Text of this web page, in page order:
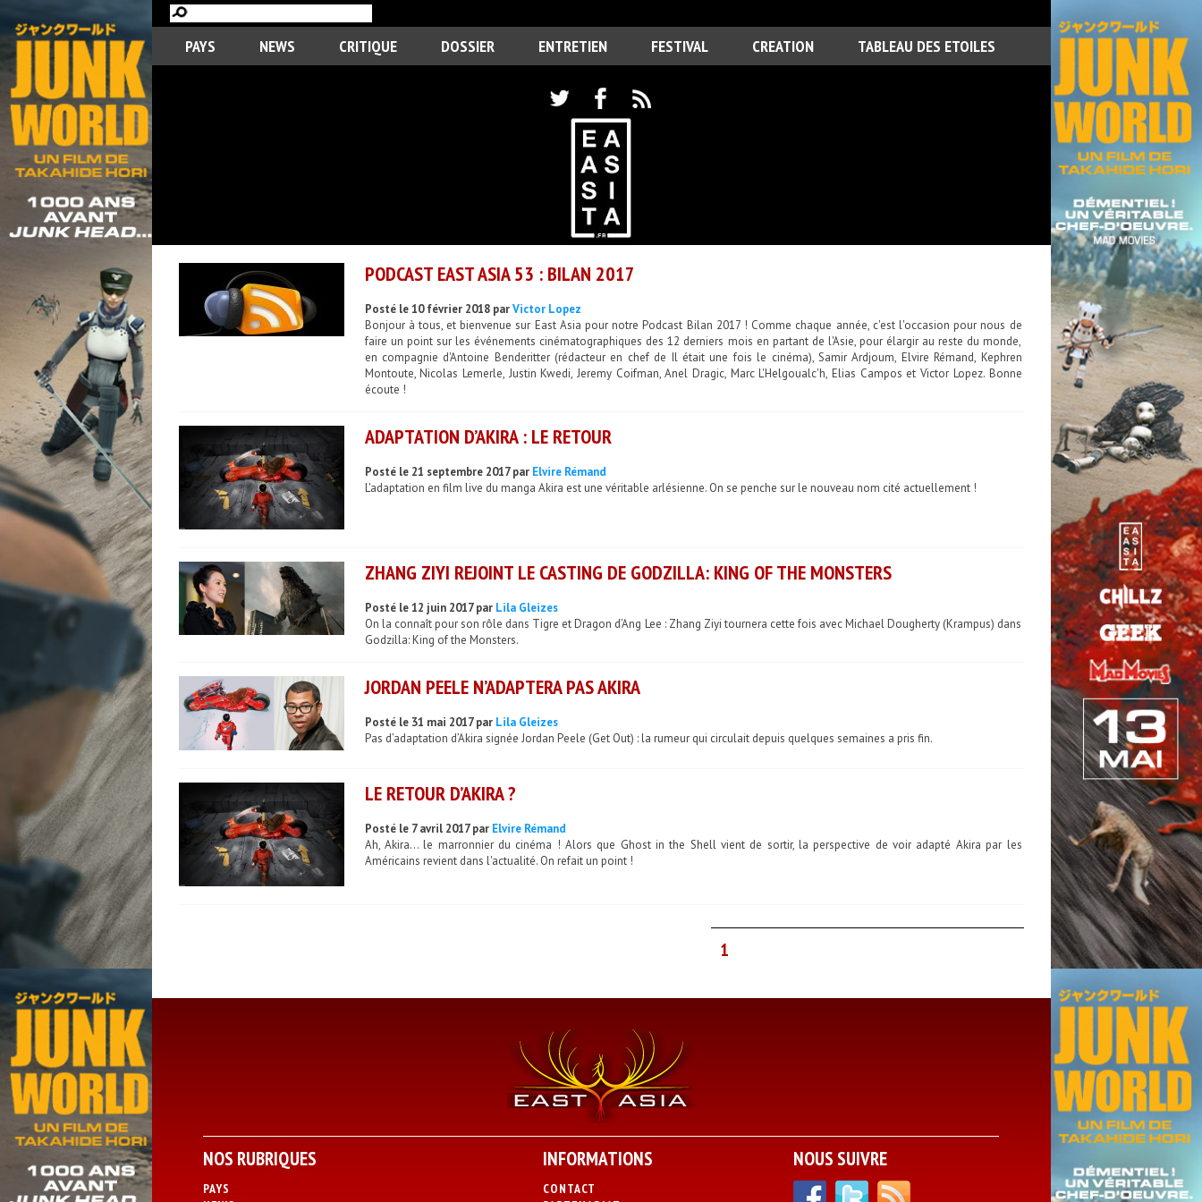
PAYS NEWS CRITIQUE DOSSIER ENTRETIEN FESTIVAL CREATION TABLEAU DES ETOILES
PODCAST EAST ASIA 53 : BILAN 2017
Posté le 10 février 2018 parVictor Lopez
Bonjour à tous, et bienvenue sur East Asia pour notre Podcast Bilan 2017 ! Comme chaque année, c'est l'occasion pour nous de
faire un point sur les événements cinématographiques des 12 derniers mois en partant de l'Asie, pour élargir au reste du monde,
en compagnie d'Antoine Benderitter (rédacteur en chef de Il était une fois le cinéma), Samir Ardjoum, Elvire Rémand, Kephren
Montoute, Nicolas Lemerle, Justin Kwedi, Jeremy Coifman, Anel Dragic, Marc L'Helgoualc'h, Elias Campos et Victor Lopez. Bonne
écoute !
ADAPTATION D’AKIRA : LE RETOUR
Posté le 21 septembre 2017 par Elvire Rémand
L'adaptation en film live du manga Akira est une véritable arlésienne. On se penche sur le nouveau nom cité actuellement !
ZHANG ZIYI REJOINT LE CASTING DE GODZILLA: KING OF THE MONSTERS
Posté le 12 juin 2017 par Lila Gleizes
On la connaît pour son rôle dans Tigre et Dragon d’Ang Lee : Zhang Ziyi tournera cette fois avec Michael Dougherty (Krampus) dans
Godzilla: King of the Monsters.
JORDAN PEELE N’ADAPTERA PAS AKIRA
Posté le 31 mai 2017 par Lila Gleizes
Pas d’adaptation d’Akira signée Jordan Peele (Get Out) : la rumeur qui circulait depuis quelques semaines a pris fin.
LE RETOUR D’AKIRA ?
Posté le 7 avril 2017 par Elvire Rémand
Ah, Akira... le marronnier du cinéma ! Alors que Ghost in the Shell vient de sortir, la perspective de voir adapté Akira par les
Américains revient dans l'actualité. On refait un point !
1
NOS RUBRIQUES
PAYS
INFORMATIONS
CONTACT
NOUS SUIVRE